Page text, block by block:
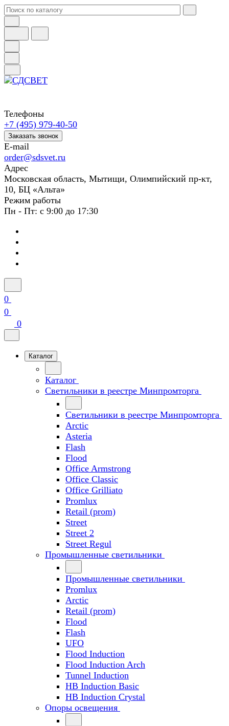
Телефоны
+7 (495) 979-40-50
Заказать звонок
E-mail
order@sdsvet.ru
Адрес
Московская область, Мытищи, Олимпийский пр-кт,
10, БЦ «Альта»
Режим работы
Пн - Пт: с 9:00 до 17:30
0
0
0
Каталог
Каталог
Светильники в реестре Минпромторга
Светильники в реестре Минпромторга
Arctic
Asteria
Flash
Flood
Office Armstrong
Office Classic
Office Grilliato
Promlux
Retail (prom)
Street
Street 2
Street Regul
Промышленные светильники
Промышленные светильники
Promlux
Arctic
Retail (prom)
Flood
Flash
UFO
Flood Induction
Flood Induction Arch
Tunnel Induction
HB Induction Basic
HB Induction Crystal
Опоры освещения